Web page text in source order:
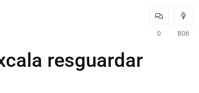
0 806
resguardar